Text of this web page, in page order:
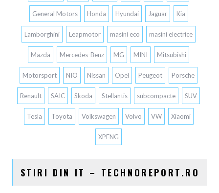
General Motors Honda Hyundai Jaguar Kia
Lamborghini Leapmotor masini eco masini electrice
Mazda Mercedes-Benz MG MINI Mitsubishi
Motorsport NIO Nissan Opel Peugeot Porsche
Renault SAIC Skoda Stellantis subcompacte SUV
Tesla Toyota Volkswagen Volvo VW Xiaomi
XPENG
STIRI DIN IT – TECHNOREPORT.RO